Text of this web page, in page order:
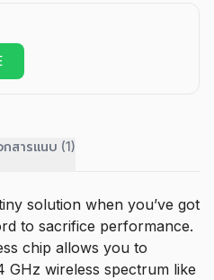
กสารแนบ (1)
solution when you’ve got
to sacrifice performance.
chip allows you to
GHz wireless spectrum like